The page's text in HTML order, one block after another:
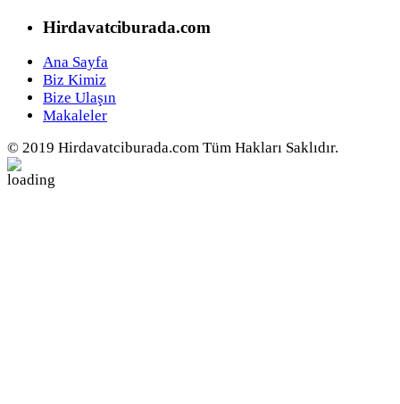
Hirdavatciburada.com
Ana Sayfa
Biz Kimiz
Bize Ulaşın
Makaleler
© 2019 Hirdavatciburada.com Tüm Hakları Saklıdır.